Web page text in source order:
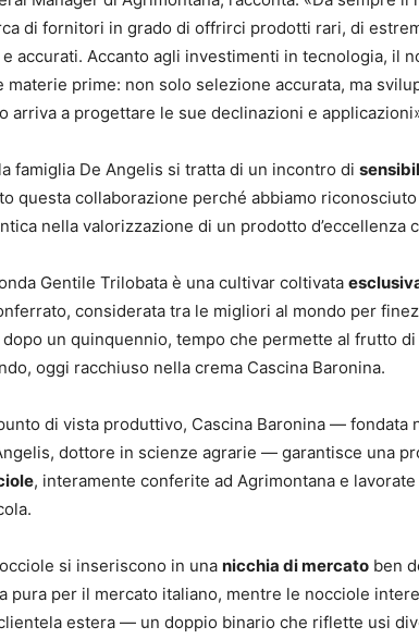
di fornitori in grado di offrirci prodotti rari, di
accurati. Accanto agli investimenti in tecnologia, il
materie prime: non solo selezione accurata, ma
arriva a progettare le sue declinazioni e
famiglia De Angelis si tratta di un incontro di
questa collaborazione perché abbiamo
nella valorizzazione di un prodotto d’eccellenza
Gentile Trilobata è una cultivar coltivata
considerata tra le migliori al mondo per
dopo un quinquennio, tempo che permette al frutto
oggi racchiuso nella crema Cascina Baronina.
di vista produttivo, Cascina Baronina — fondata
dottore in scienze agrarie — garantisce una
, interamente conferite ad Agrimontana e
si inseriscono in una nicchia di mercato ben
pura per il mercato italiano, mentre le nocciole
estera — un doppio binario che riflette usi